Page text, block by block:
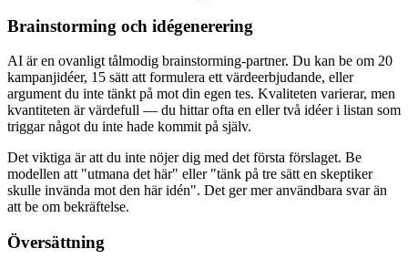
Brainstorming och idégenerering
AI är en ovanligt tålmodig brainstorming-partner. Du kan be om 20
kampanjidéer, 15 sätt att formulera ett värdeerbjudande, eller
argument du inte tänkt på mot din egen tes. Kvaliteten varierar, men
kvantiteten är värdefull — du hittar ofta en eller två idéer i listan som
triggar något du inte hade kommit på själv.
Det viktiga är att du inte nöjer dig med det första förslaget. Be
modellen att "utmana det här" eller "tänk på tre sätt en skeptiker
skulle invända mot den här idén". Det ger mer användbara svar än
att be om bekräftelse.
Översättning